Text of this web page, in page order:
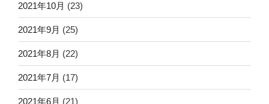
2021年10月 (23)
2021年9月 (25)
2021年8月 (22)
2021年7月 (17)
2021年6月 (21)